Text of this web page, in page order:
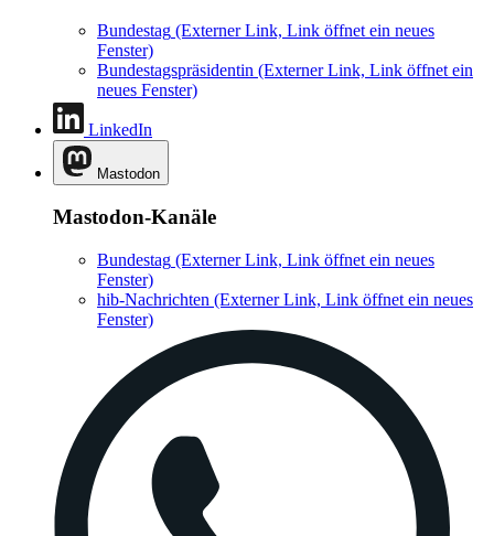
Bundestag (Externer Link, Link öffnet ein neues
Fenster)
Bundestagspräsidentin (Externer Link, Link öffnet ein
neues Fenster)
LinkedIn
Mastodon
Mastodon-Kanäle
Bundestag (Externer Link, Link öffnet ein neues
Fenster)
hib-Nachrichten (Externer Link, Link öffnet ein neues
Fenster)